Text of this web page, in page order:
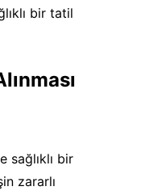
bir tatil
sağlıklı bir
zararlı